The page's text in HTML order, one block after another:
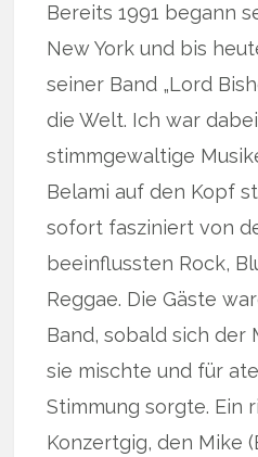
Bereits 1991 begann
New York und bis
seiner Band „Lord
die Welt. Ich war
stimmgewaltige
Belami auf den Kopf
sofort fasziniert von
beeinflussten Rock,
Reggae. Die Gäste
Band, sobald sich der
sie mischte und für
Stimmung sorgte. Ein
Konzertgig, den Mike